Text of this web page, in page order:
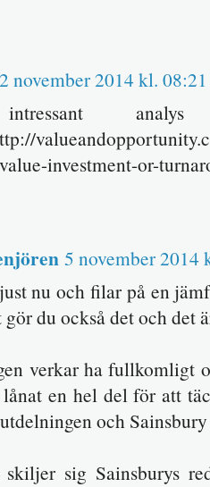
2 november 2014 kl. 08:21
investment-or-
5 november 2014
nu och filar på en
du också det och det
verkar ha fullkomligt
en hel del för att
och
sig Sainsburys